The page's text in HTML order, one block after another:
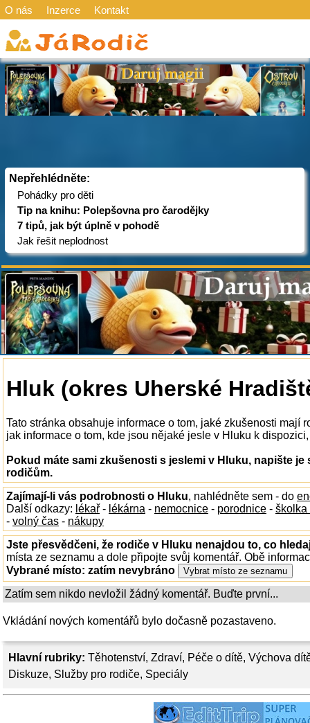
O nás Inzerce Kontakt
Nepřehlédněte:
Pohádky pro děti
Tip na knihu: Polepšovna pro čarodějky
7 tipů, jak být úplně v pohodě
Jak řešit neplodnost
Hlavní rubriky: Těhotenství, Zdraví, Péče o dítě, Výchova
Diskuze, Služby pro rodiče, Speciály
Hluk (okres Uherské
Tato stránka obsahuje informace o tom, jaké zkušenosti mají
jak informace o tom, kde jsou nějaké jesle v Hluku k
Pokud máte sami zkušenosti s jeslemi v Hluku, napište
rodičům.
Zajímají-li vás podrobnosti o Hluku, nahlédněte sem - do
Další odkazy: lékař - lékárna - nemocnice - porodnice - školka
- volný čas - nákupy
Jste přesvědčeni, že rodiče v Hluku nenajdou to, co
místa ze seznamu a dole připojte svůj komentář. Obě
Vybrané místo: zatím nevybráno
Zatím sem nikdo nevložil žádný komentář. Buďte první...
Vkládání nových komentářů bylo dočasně pozastaveno.